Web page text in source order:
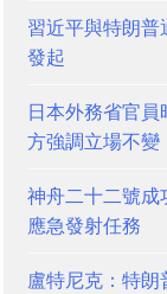
習近平與特朗
發起
日本外務省官
方強調立場不變
神舟二十二號成
應急發射任務
盧特尼克：特